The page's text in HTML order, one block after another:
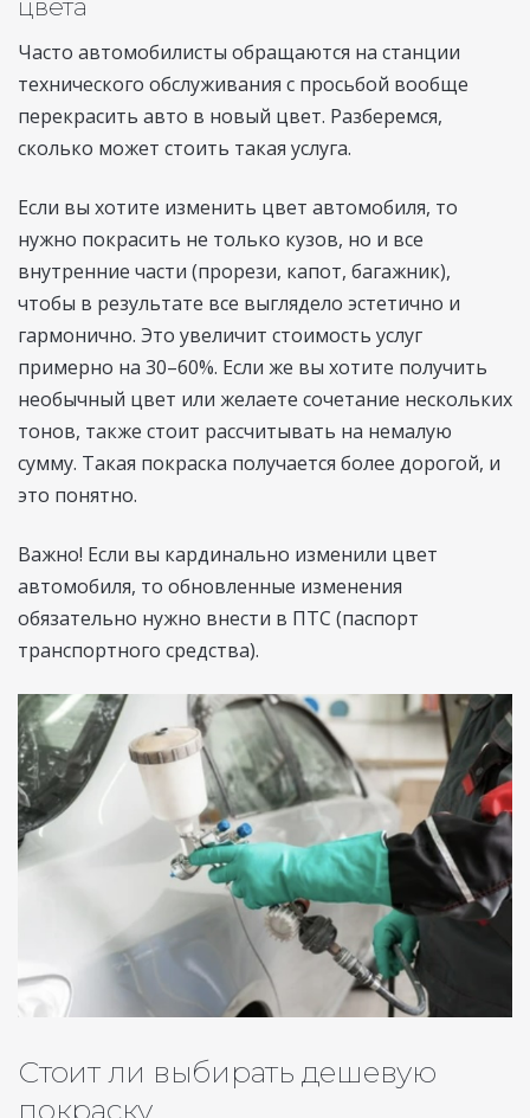
цвета
Часто автомобилисты обращаются на станции
технического обслуживания с просьбой вообще
перекрасить авто в новый цвет. Разберемся,
сколько может стоить такая услуга.
Если вы хотите изменить цвет автомобиля, то
нужно покрасить не только кузов, но и все
внутренние части (прорези, капот, багажник),
чтобы в результате все выглядело эстетично и
гармонично. Это увеличит стоимость услуг
примерно на 30–60%. Если же вы хотите получить
необычный цвет или желаете сочетание нескольких
тонов, также стоит рассчитывать на немалую
сумму. Такая покраска получается более дорогой, и
это понятно.
Важно! Если вы кардинально изменили цвет
автомобиля, то обновленные изменения
обязательно нужно внести в ПТС (паспорт
транспортного средства).
Стоит ли выбирать дешевую
покраску